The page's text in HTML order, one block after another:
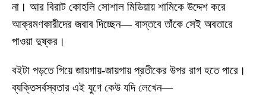
না। আর বিরাট কোহলি সোশাল মিডিয়ায় শামিকে উদ্দেশ করে
আক্রমণকারীদের জবাব দিচ্ছেন— বাস্তবে তাঁকে সেই অবতারে
পাওয়া দুষ্কর।
বইটা পড়তে গিয়ে জায়গায়-জায়গায় প্রতীকের উপর রাগ হতে পারে।
ব্যক্তিসর্বস্বতার এই যুগে কেউ যদি লেখেন—